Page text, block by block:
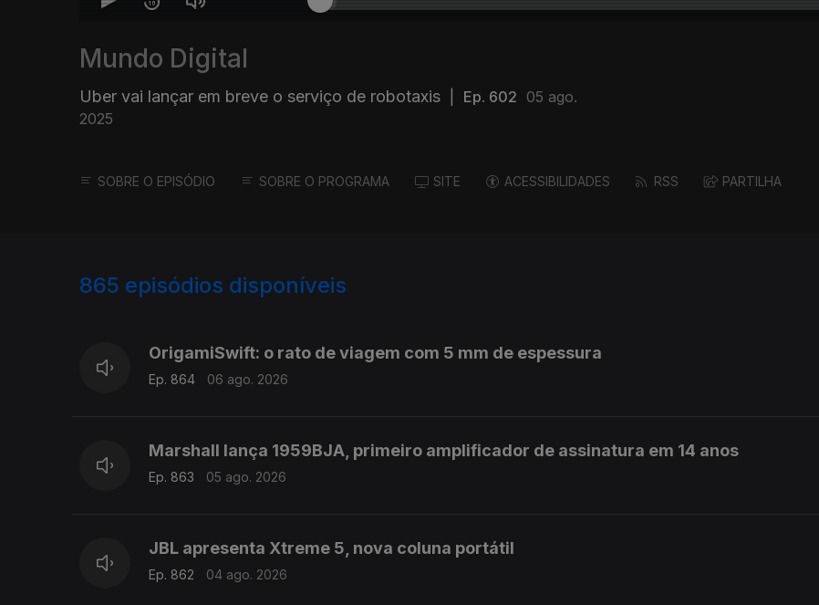
Mundo Digital
Uber vai lançar em breve o serviço de robotaxis Ep. 602 05 ago.
2025
SOBRE O EPISÓDIO SOBRE O PROGRAMA SITE ACESSIBILIDADES RSS PARTILHA
865 episódios disponíveis
OrigamiSwift: o rato de viagem com 5 mm de espessura
Ep. 864 06 ago. 2026
Marshall lança 1959BJA, primeiro amplificador de assinatura em 14 anos
Ep. 863 05 ago. 2026
JBL apresenta Xtreme 5, nova coluna portátil
Ep. 862 04 ago. 2026